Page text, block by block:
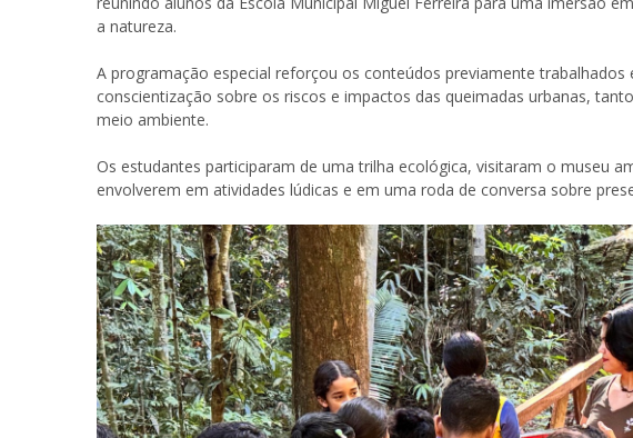
a natureza.
A programação especial reforçou os conteúdos previamente
conscientização sobre os riscos e impactos das queimadas urbanas,
meio ambiente.
Os estudantes participaram de uma trilha ecológica, visitaram o museu
envolverem em atividades lúdicas e em uma roda de conversa sobre